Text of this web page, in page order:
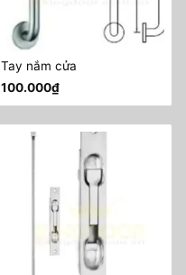
Tay nắm cửa
100.000₫